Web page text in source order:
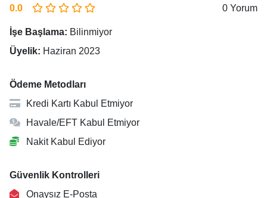
0.0 0 Yorum
İşe Başlama: Bilinmiyor
Üyelik: Haziran 2023
Ödeme Metodları
Kredi Kartı Kabul Etmiyor
Havale/EFT Kabul Etmiyor
Nakit Kabul Ediyor
Güvenlik Kontrolleri
Onaysız E-Posta